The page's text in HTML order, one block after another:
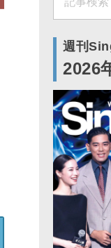
週刊
2026